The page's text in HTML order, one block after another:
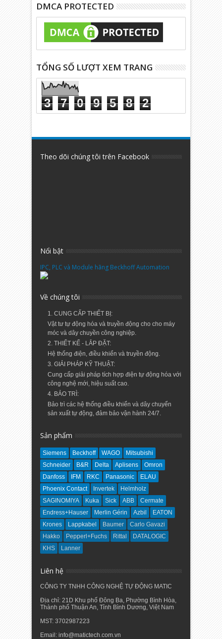
DMCA PROTECTED
TỔNG SỐ LƯỢT XEM TRANG
3 7 0 9 5 8 2
Theo dõi chúng tôi trên Facebook
Nổi bật
IPC, PLC và Module hãng Beckhoff Automation
Về chúng tôi
1. CUNG CẤP THIẾT BỊ:
Vật tư tự động hóa và truyền động cho cho máy
móc và dây chuyền công nghiệp.
2. THIẾT KẾ - LẮP ĐẶT:
Hệ thống điện, điều khiển và truyền động.
3. GIẢI PHÁP KỸ THUẬT:
Cung cấp giải pháp tích hợp điện tự động hóa với
công nghệ mới, hiệu suất cao.
4. BẢO TRÌ:
Bảo trì các hệ thống điều khiển và dây chuyển
sản xuất tự động, đảm bảo vận hành 24/7.
Sản phẩm
Siemens Beckhoff WAGO
Mitsubishi
Schneider
B&R Delta Aplisens
Omron
Danfoss
IFM RKC Panasonic
ELAU
Phoenix Contact
Invertek
Helmholz
SAGINOMIYA
Kuka Sick ABB
Cermate
Endress+Hauser
Merlin Gérin Azbil
EATON
Krones
Lappkabel Baumer
Carlo Gavazi
Hakko
Pepperl+Fuchs Rittal
DATALOGIC
KHS
Lanner
Liên hệ
CÔNG TY TNHH CÔNG NGHỆ TỰ ĐỘNG MATIC
Địa chỉ: 21D Khu phố Đông Ba, Phường Bình Hòa,
Thành phố Thuận An, Tỉnh Bình Dương, Việt Nam
MST: 3702987223
Email: info@matictech.com.vn